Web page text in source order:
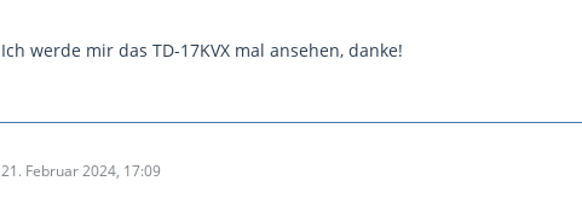
Ich werde mir das TD-17KVX mal ansehen, danke!
21. Februar 2024, 17:09